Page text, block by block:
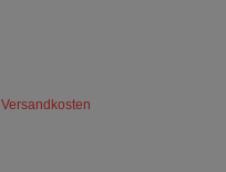
Versandkosten